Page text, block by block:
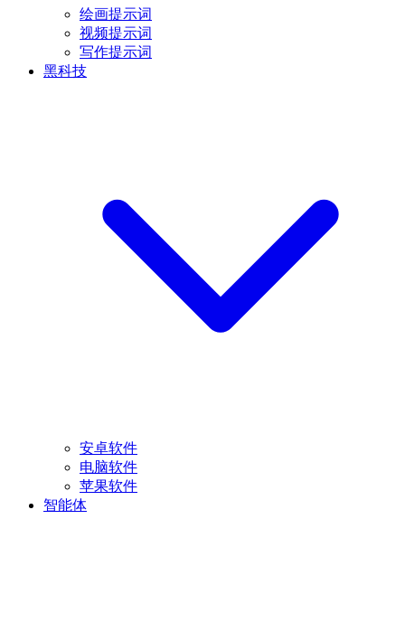
绘画提示词
视频提示词
写作提示词
黑科技
安卓软件
电脑软件
苹果软件
智能体